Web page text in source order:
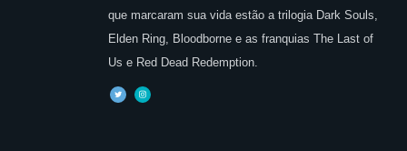
que marcaram sua vida estão a trilogia Dark Souls,
Elden Ring, Bloodborne e as franquias The Last of
Us e Red Dead Redemption.